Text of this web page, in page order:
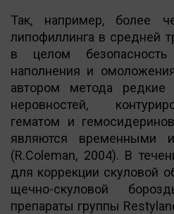
Так, например, более
липофиллинга в средней
в целом
наполнения и
автором метода
неровностей,
гематом и
являются временными
(R.Coleman, 2004). В
для коррекции скуловой
щечно-скуловой
препараты группы